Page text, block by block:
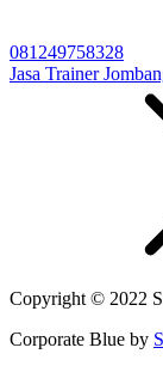
081249758328
Jasa Trainer
Copyright © 2022
Corporate Blue by